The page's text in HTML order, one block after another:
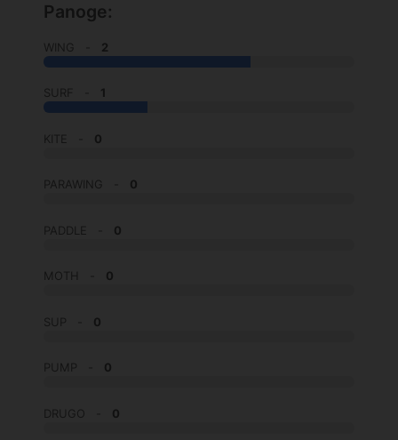
Panoge:
WING - 2
SURF - 1
KITE - 0
PARAWING - 0
PADDLE - 0
MOTH - 0
SUP - 0
PUMP - 0
DRUGO - 0